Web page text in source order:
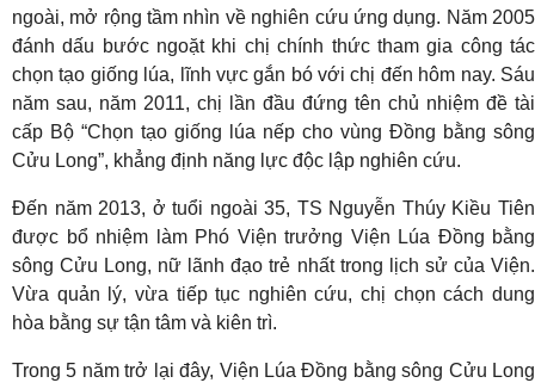
ngoài, mở rộng tầm nhìn về nghiên cứu ứng dụng. Năm 2005
đánh dấu bước ngoặt khi chị chính thức tham gia công tác
chọn tạo giống lúa, lĩnh vực gắn bó với chị đến hôm nay. Sáu
năm sau, năm 2011, chị lần đầu đứng tên chủ nhiệm đề tài
cấp Bộ “Chọn tạo giống lúa nếp cho vùng Đồng bằng sông
Cửu Long”, khẳng định năng lực độc lập nghiên cứu.
Đến năm 2013, ở tuổi ngoài 35, TS Nguyễn Thúy Kiều Tiên
được bổ nhiệm làm Phó Viện trưởng Viện Lúa Đồng bằng
sông Cửu Long, nữ lãnh đạo trẻ nhất trong lịch sử của Viện.
Vừa quản lý, vừa tiếp tục nghiên cứu, chị chọn cách dung
hòa bằng sự tận tâm và kiên trì.
Trong 5 năm trở lại đây, Viện Lúa Đồng bằng sông Cửu Long